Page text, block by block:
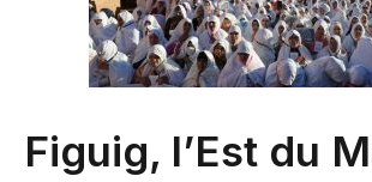
Figuig, l’Est du